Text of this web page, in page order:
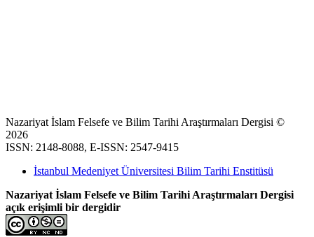
Nazariyat İslam Felsefe ve Bilim Tarihi Araştırmaları Dergisi ©
2026
ISSN: 2148-8088, E-ISSN: 2547-9415
İstanbul Medeniyet Üniversitesi Bilim Tarihi Enstitüsü
Nazariyat İslam Felsefe ve Bilim Tarihi Araştırmaları Dergisi
açık erişimli bir dergidir